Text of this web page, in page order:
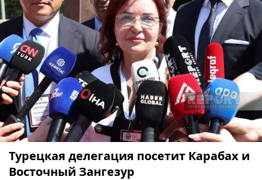
Турецкая делегация посетит Карабах и
Восточный Зангезур